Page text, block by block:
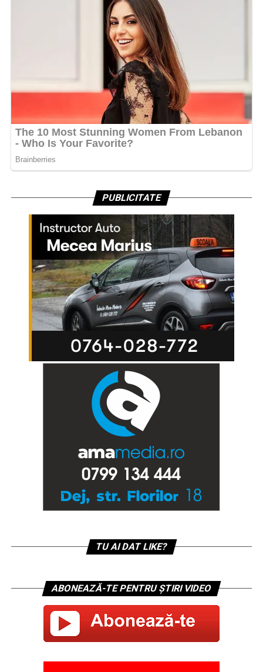
PUBLICITATE
TU AI DAT LIKE?
ABONEAZĂ-TE PENTRU ȘTIRI VIDEO